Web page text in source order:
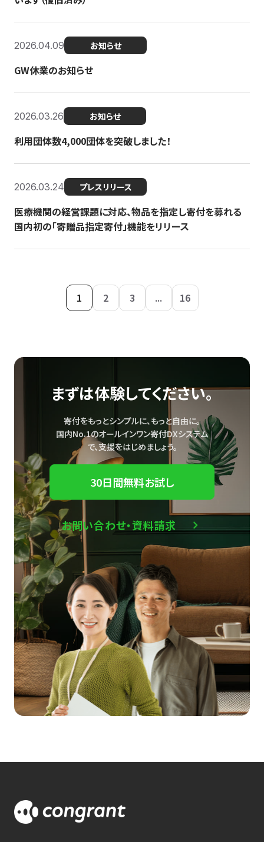
2026.04.09 お知らせ
GW休業のお知らせ
2026.03.26 お知らせ
利用団体数4,000団体を突破しました！
2026.03.24 プレスリリース
医療機関の経営課題に対応、物品を指定し寄付を募れる
国内初の「寄贈品指定寄付」機能をリリース
1 2 3 ... 16
まずは体験してください。
寄付をもっとシンプルに、もっと自由に。
国内No.1のオールインワン寄付DXシステム
で、支援をはじめましょう。
30日間無料お試し
お問い合わせ・資料請求